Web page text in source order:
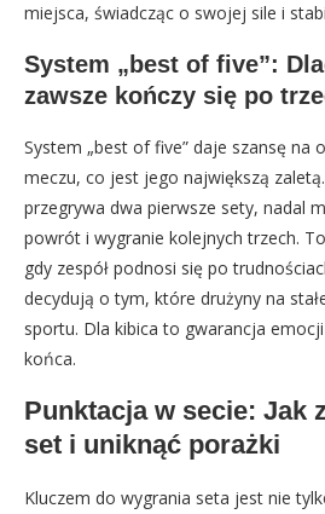
miejsca, świadcząc o swojej sile i
System „best of five”:
zawsze kończy się po
System „best of five” daje szansę na
meczu, co jest jego największą
przegrywa dwa pierwsze sety, nadal
powrót i wygranie kolejnych trzech.
gdy zespół podnosi się po
decydują o tym, które drużyny na
sportu. Dla kibica to gwarancja
końca.
Punktacja w secie: Jak
set i uniknąć porażki
Kluczem do wygrania seta jest nie